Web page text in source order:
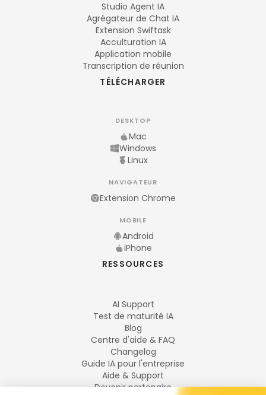
Studio Agent IA
Agrégateur de Chat IA
Extension Swiftask
Acculturation IA
Application mobile
Transcription de réunion
TÉLÉCHARGER
DESKTOP
Mac
Windows
Linux
NAVIGATEUR
Extension Chrome
MOBILE
Android
iPhone
RESSOURCES
AI Support
Test de maturité IA
Blog
Centre d'aide & FAQ
Changelog
Guide IA pour l'entreprise
Aide & Support
Devenir partenaire